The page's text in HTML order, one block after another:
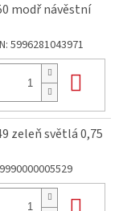
modř návěstní
5996281043971
zeleň světlá 0,75
9990000005529